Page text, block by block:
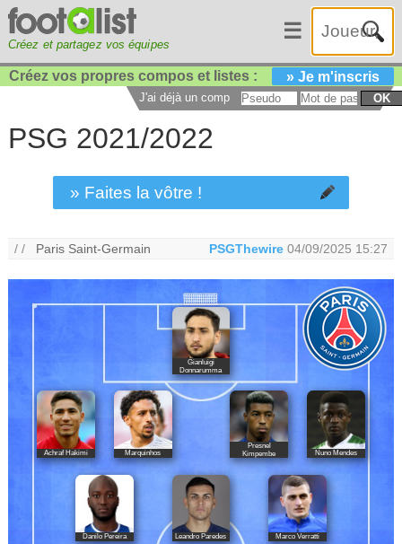
Créez et partagez vos équipes
☰
Créez vos propres compos et listes : » Je m'inscris
J'ai déjà un compte : OK
PSG 2021/2022
» Faites la vôtre !
/ / Paris Saint-Germain PSGThewire 04/09/2025 15:27
Gianluigi
Donnarumma
Achraf Hakimi Marquinhos
Presnel
Kimpembe
Nuno Mendes
Danilo Pereira Leandro Paredes Marco Verratti